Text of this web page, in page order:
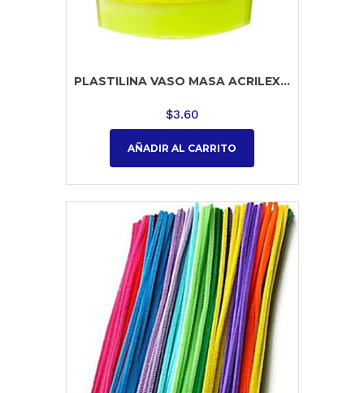
PLASTILINA VASO MASA ACRILEX...
$3.60
AÑADIR AL CARRITO